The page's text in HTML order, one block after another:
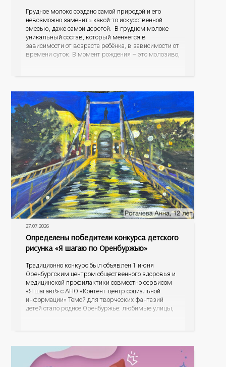
Грудное молоко создано самой природой и его
невозможно заменить какой-то искусственной
смесью, даже самой дорогой. В грудном молоке
уникальный состав, который меняется в
зависимости от возраста ребёнка, в зависимости от
времени суток. В момент рождения – это молозиво,
27.07.2026
Определены победители конкурса детского
рисунка «Я шагаю по Оренбуржью»
Традиционно конкурс был объявлен 1 июня
Оренбургским центром общественного здоровья и
медицинской профилактики совместно сервисом
«Я шагаю!» с АНО «Контент-центр социальной
информации» Темой для творческих фантазий
детей стало родное Оренбуржье: любимые улицы,